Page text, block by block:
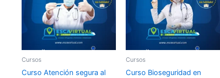
Cursos
Curso Atención segura al
Cursos
Curso Bioseguridad en